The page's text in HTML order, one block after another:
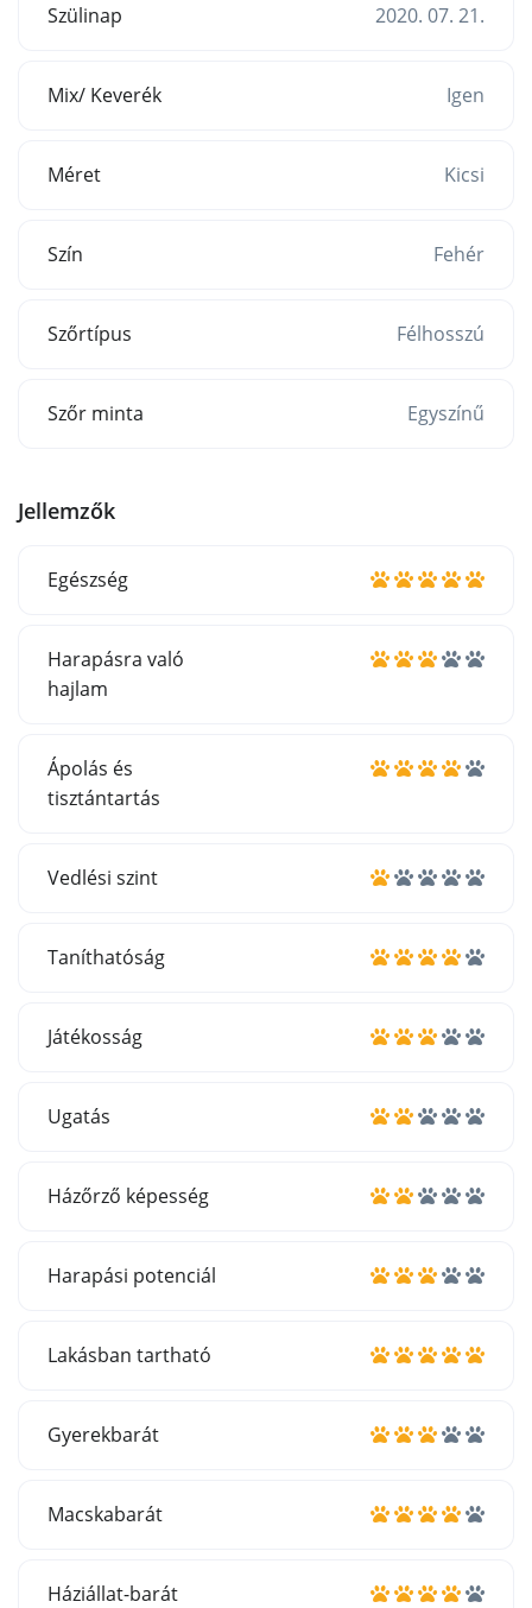
Szülinap 2020. 07. 21.
Mix/ Keverék Igen
Méret Kicsi
Szín Fehér
Szőrtípus Félhosszú
Szőr minta Egyszínű
Jellemzők
Egészség
Harapásra való
hajlam
Ápolás és
tisztántartás
Vedlési szint
Taníthatóság
Játékosság
Ugatás
Házőrző képesség
Harapási potenciál
Lakásban tartható
Gyerekbarát
Macskabarát
Háziállat-barát